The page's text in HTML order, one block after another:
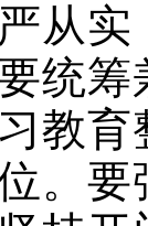
从
统
教
。